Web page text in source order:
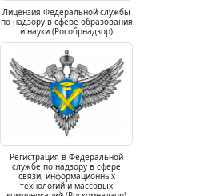
Лицензия Федеральной службы
по надзору в сфере образования
и науки (Рособрнадзор)
Регистрация в Федеральной
службе по надзору в сфере
связи, информационных
технологий и массовых